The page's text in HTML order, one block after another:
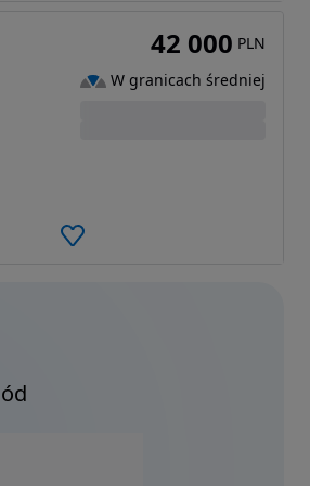
42 000 PLN
W granicach średniej